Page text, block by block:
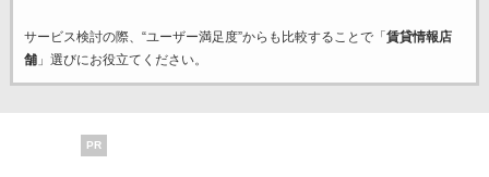
サービス検討の際、“ユーザー満足度”からも比較することで「 賃貸情報店
舗」選びにお役立てください。
PR